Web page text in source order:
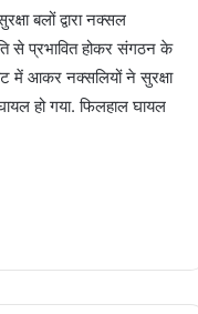
बलों द्वारा नक्सल
से प्रभावित होकर संगठन के
में आकर नक्सलियों ने सुरक्षा
हो गया. फिलहाल घायल